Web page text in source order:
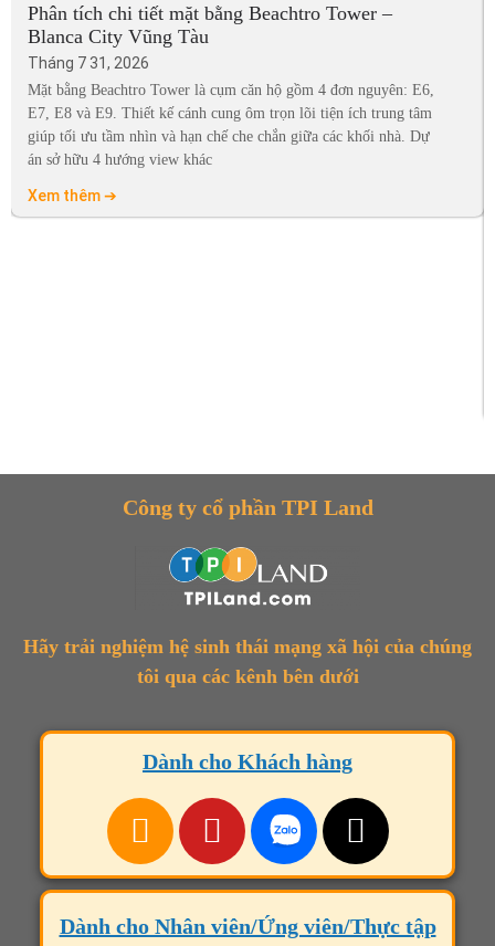
Phân tích chi tiết mặt bằng Beachtro Tower –
Blanca City Vũng Tàu
Tháng 7 31, 2026
Mặt bằng Beachtro Tower là cụm căn hộ gồm 4 đơn nguyên: E6,
E7, E8 và E9. Thiết kế cánh cung ôm trọn lõi tiện ích trung tâm
giúp tối ưu tầm nhìn và hạn chế che chắn giữa các khối nhà. Dự
án sở hữu 4 hướng view khác
Xem thêm ➔
Công ty cổ phần TPI Land
Hãy trải nghiệm hệ sinh thái mạng xã hội của chúng
tôi qua các kênh bên dưới
Dành cho Khách hàng
Dành cho Nhân viên/Ứng viên/Thực tập